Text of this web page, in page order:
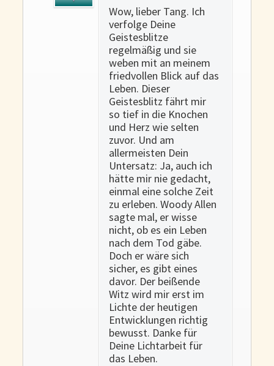
Wow, lieber Tang. Ich
verfolge Deine
Geistesblitze
regelmäßig und sie
weben mit an meinem
friedvollen Blick auf das
Leben. Dieser
Geistesblitz fährt mir
so tief in die Knochen
und Herz wie selten
zuvor. Und am
allermeisten Dein
Untersatz: Ja, auch ich
hätte mir nie gedacht,
einmal eine solche Zeit
zu erleben. Woody Allen
sagte mal, er wisse
nicht, ob es ein Leben
nach dem Tod gäbe.
Doch er wäre sich
sicher, es gibt eines
davor. Der beißende
Witz wird mir erst im
Lichte der heutigen
Entwicklungen richtig
bewusst. Danke für
Deine Lichtarbeit für
das Leben.